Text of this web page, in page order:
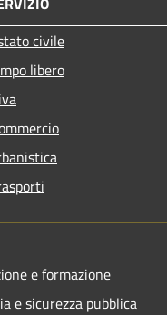
civile
libero
e formazione
e sicurezza pubblica